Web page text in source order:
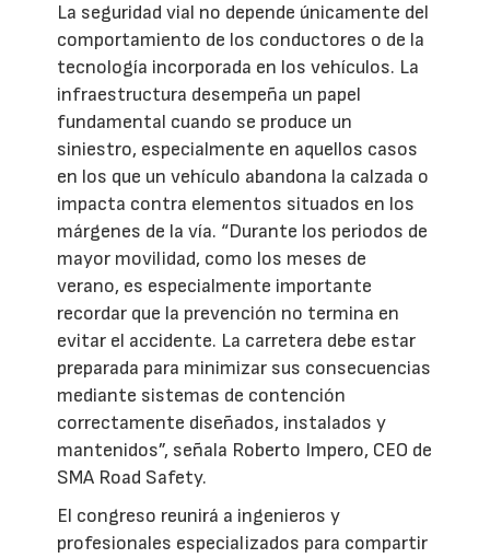
La seguridad vial no depende únicamente del
comportamiento de los conductores o de la
tecnología incorporada en los vehículos. La
infraestructura desempeña un papel
fundamental cuando se produce un
siniestro, especialmente en aquellos casos
en los que un vehículo abandona la calzada o
impacta contra elementos situados en los
márgenes de la vía. “Durante los periodos de
mayor movilidad, como los meses de
verano, es especialmente importante
recordar que la prevención no termina en
evitar el accidente. La carretera debe estar
preparada para minimizar sus consecuencias
mediante sistemas de contención
correctamente diseñados, instalados y
mantenidos”, señala Roberto Impero, CEO de
SMA Road Safety.
El congreso reunirá a ingenieros y
profesionales especializados para compartir